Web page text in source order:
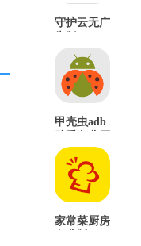
守护云无广
甲壳虫adb
版
家常菜厨房